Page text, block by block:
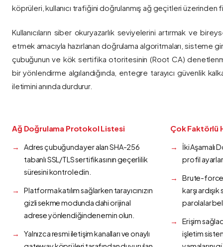
köprüleri, kullanıcı trafiğini doğrulanmış ağ geçitleri üzerinden
Kullanıcıların siber okuryazarlık seviyelerini artırmak ve
etmek amacıyla hazırlanan doğrulama algoritmaları, sisteme
çubuğunun ve kök sertifika otoritesinin (Root CA)
bir yönlendirme algılandığında, entegre tarayıcı güvenlik
iletimini anında durdurur.
Ağ Doğrulama Protokol Listesi
Adres çubuğunda yer alan SHA-256
tabanlı SSL/TLS sertifikasının geçerlilik
süresini kontrol edin.
Platforma katılım sağlarken tarayıcınızın
gizli sekme modunda dahi orijinal
adrese yönlendiğinden emin olun.
Yalnızca resmi iletişim kanalları ve onaylı
Çok Faktörlü
İki Aşamalı
profil
Brute-force
karşı
parolalar
Erişim
işletim